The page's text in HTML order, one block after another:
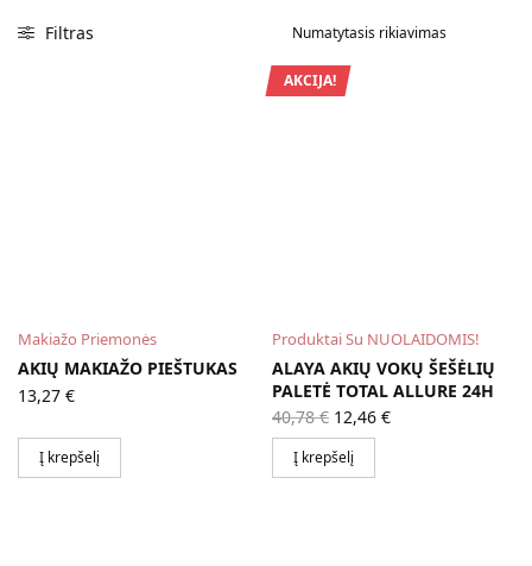
Filtras
Makiažo Priemonės
AKIŲ MAKIAŽO PIEŠTUKAS
13,27 €
Į krepšelį
AKCIJA!
Produktai Su NUOLAIDOMIS!
ALAYA AKIŲ VOKŲ ŠEŠĖLIŲ
PALETĖ TOTAL ALLURE 24H
40,78€ Original
price
was:
40,78 €.
12,46 €Current
Į krepšelį